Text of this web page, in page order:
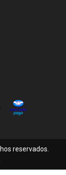
reservados.